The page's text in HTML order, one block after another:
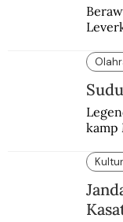
kamp
Kultur